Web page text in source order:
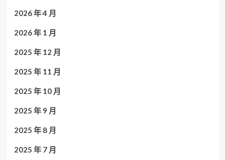
2026 年 4 月
2026 年 1 月
2025 年 12 月
2025 年 11 月
2025 年 10 月
2025 年 9 月
2025 年 8 月
2025 年 7 月